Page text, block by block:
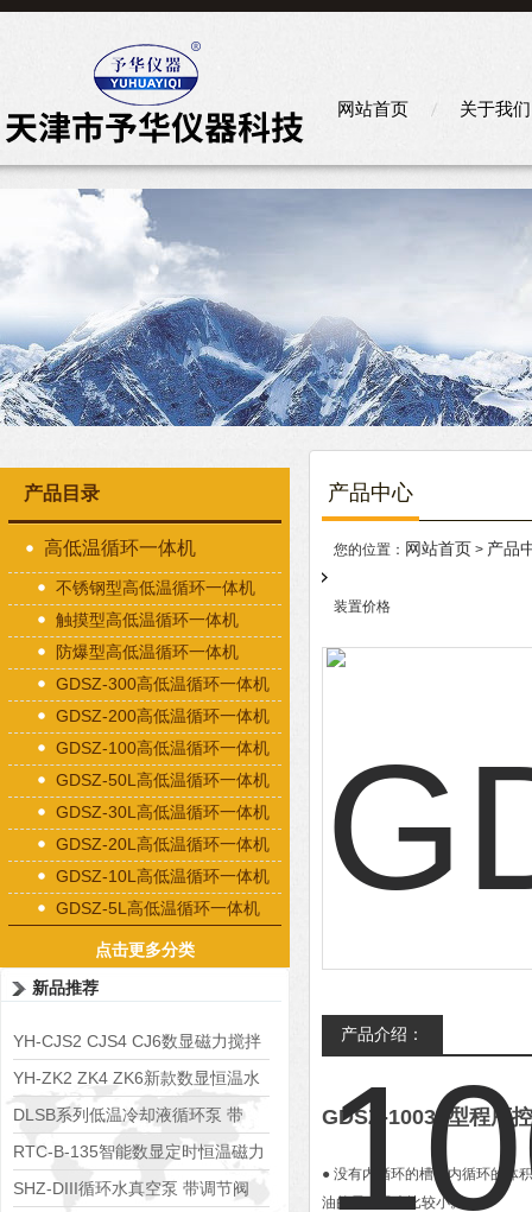
网站首页 关于我们
产品目录
高低温循环一体机
不锈钢型高低温循环一体机
触摸型高低温循环一体机
防爆型高低温循环一体机
GDSZ-300高低温循环一体机
GDSZ-200高低温循环一体机
GDSZ-100高低温循环一体机
GDSZ-50L高低温循环一体机
GDSZ-30L高低温循环一体机
GDSZ-20L高低温循环一体机
GDSZ-10L高低温循环一体机
GDSZ-5L高低温循环一体机
点击更多分类
新品推荐
YH-CJS2 CJS4 CJ6数显磁力搅拌
水浴锅
YH-ZK2 ZK4 ZK6新款数显恒温水
浴锅
DLSB系列低温冷却液循环泵 带
S485通讯端口
RTC-B-135智能数显定时恒温磁力
搅拌器
SHZ-DIII循环水真空泵 带调节阀
产品中心
您的位置： 网站首页 > 产品
装置价格
产品介绍：
GDSZ-10035型程序
● 没有内循环的槽，内循环的体
油的需求量也比较小。